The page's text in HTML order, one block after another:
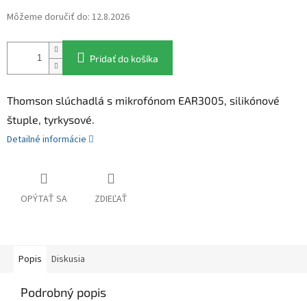
Môžeme doručiť do: 12.8.2026
Pridať do košíka
Thomson slúchadlá s mikrofónom EAR3005, silikónové
štuple, tyrkysové.
Detailné informácie
OPÝTAŤ SA ZDIEĽAŤ
Popis Diskusia
Podrobný popis